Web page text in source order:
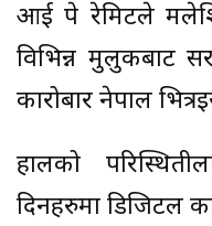
आई पे रेमिटले
विभिन्न मुलुकबाट
कारोबार नेपाल
हालको
दिनहरुमा डिजिटल